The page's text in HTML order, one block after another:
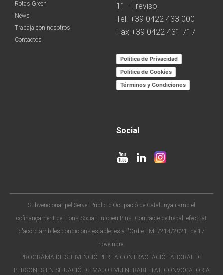
Rotas Green
News
Trabaja con nosotros
Contactos
11 - Treviso
Tel. +39 0422 433 000
Fax +39 0422 431 717
Política de Privacidad
Política de Cookies
Términos y Condiciones
Social
Subvencionat pel Servei Públic d'Ocupació de Catalunya i amb el
cofinançament del Fons Social Europeu Plus. Contracte de treball efectuat
d'acord amb les condicions establertes a l'Ordre EMT/214/2021, de 17
novembre.
PROGRAMA DE SUBVENCIÓ PER LA CONTRACTACIÓ LABORAL DE
PERSONES EN SITUACIÓ DE MAJOR VULNERABILITAT. CONVOCATORIA